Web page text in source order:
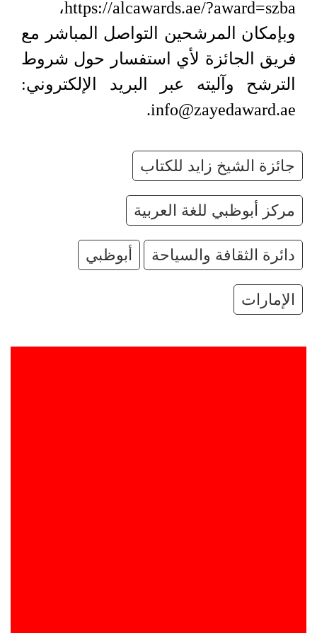
https://alcawards.ae/?award=szba،
وبإمكان المرشحين التواصل المباشر مع
فريق الجائزة لأي استفسار حول شروط
الترشح وآليته عبر البريد الإلكتروني:
info@zayedaward.ae.
جائزة الشيخ زايد للكتاب
مركز أبوظبي للغة العربية
دائرة الثقافة والسياحة أبوظبي
الإمارات